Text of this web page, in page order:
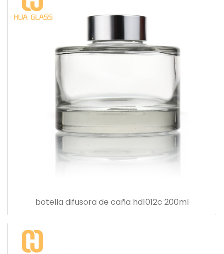
botella difusora de caña hd1012c 200ml